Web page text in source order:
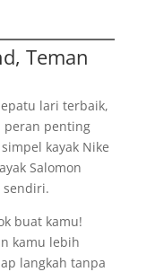
Teman
lari terbaik,
peran penting
kayak Nike
Salomon
sendiri.
buat kamu!
kamu lebih
langkah tanpa